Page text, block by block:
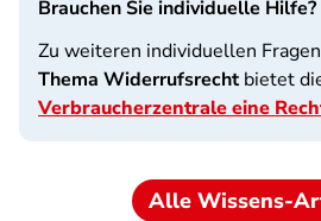
Brauchen Sie individuelle Hilfe?
Zu weiteren individuellen
Thema Widerrufsrechtbietet
Verbraucherzentrale eine
Alle Wissens-